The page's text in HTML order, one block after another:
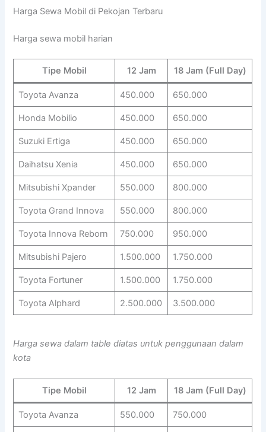
Harga Sewa Mobil di Pekojan Terbaru
Harga sewa mobil harian
Tipe Mobil 12 Jam 18 Jam (Full Day)
Toyota Avanza 450.000 650.000
Honda Mobilio 450.000 650.000
Suzuki Ertiga 450.000 650.000
Daihatsu Xenia 450.000 650.000
Mitsubishi Xpander 550.000 800.000
Toyota Grand Innova 550.000 800.000
Toyota Innova Reborn 750.000 950.000
Mitsubishi Pajero 1.500.000 1.750.000
Toyota Fortuner 1.500.000 1.750.000
Toyota Alphard 2.500.000 3.500.000
Harga sewa dalam table diatas untuk penggunaan dalam
kota
Tipe Mobil 12 Jam 18 Jam (Full Day)
Toyota Avanza 550.000 750.000